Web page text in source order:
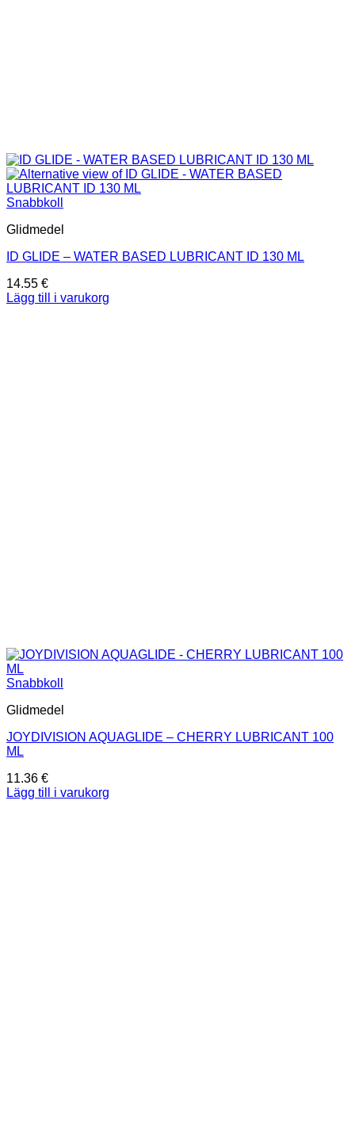
Snabbkoll
Glidmedel
ID GLIDE – WATER BASED LUBRICANT ID 130 ML
14.55 €
Lägg till i varukorg
Snabbkoll
Glidmedel
JOYDIVISION AQUAGLIDE – CHERRY LUBRICANT 100
ML
11.36 €
Lägg till i varukorg